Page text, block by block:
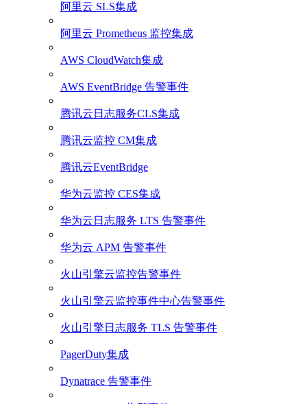
阿里云 SLS集成
阿里云 Prometheus 监控集成
AWS CloudWatch集成
AWS EventBridge 告警事件
腾讯云日志服务CLS集成
腾讯云监控 CM集成
腾讯云EventBridge
华为云监控 CES集成
华为云日志服务 LTS 告警事件
华为云 APM 告警事件
火山引擎云监控告警事件
火山引擎云监控事件中心告警事件
火山引擎日志服务 TLS 告警事件
PagerDuty集成
Dynatrace 告警事件